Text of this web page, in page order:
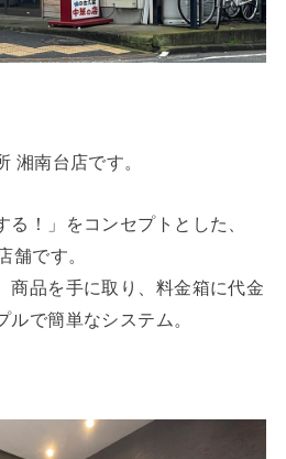
湘南台店です。
る！」をコンセプトとした、
舗です。
商品を手に取り、料金箱に代金
ルで簡単なシステム。